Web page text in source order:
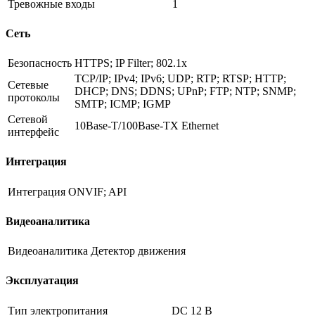
Тревожные входы 1
Сеть
Безопасность HTTPS; IP Filter; 802.1x
Сетевые
протоколы
TCP/IP; IPv4; IPv6; UDP; RTP; RTSP; HTTP;
DHCP; DNS; DDNS; UPnP; FTP; NTP; SNMP;
SMTP; ICMP; IGMP
Сетевой
интерфейс
10Base-T/100Base-TX Ethernet
Интеграция
Интеграция ONVIF; API
Видеоаналитика
Видеоаналитика Детектор движения
Эксплуатация
Тип электропитания
DC 12 В